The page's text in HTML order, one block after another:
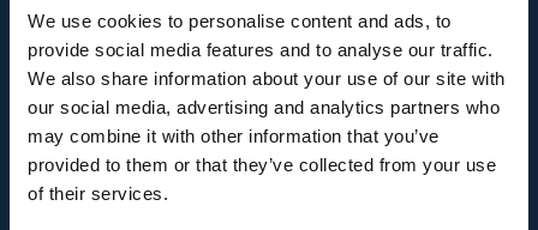
We use cookies to personalise content and ads, to
provide social media features and to analyse our traffic.
We also share information about your use of our site with
our social media, advertising and analytics partners who
may combine it with other information that you’ve
provided to them or that they’ve collected from your use
of their services.
INNOVACIÓN Y DESARROLLO DE ANDALUCÍA
IDEA